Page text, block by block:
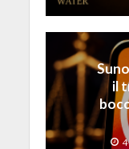
il